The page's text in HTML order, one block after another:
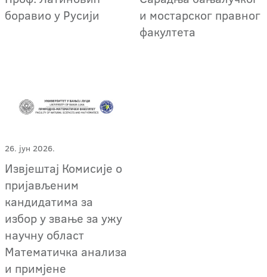
боравио у Русији
и мостарског правног
факултета
26. јун 2026.
Извјештај Комисије о
пријављеним
кандидатима за
избор у звање за ужу
научну област
Математичка анализа
и примјене